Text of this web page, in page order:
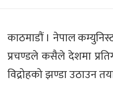
काठमाडौं । नेपाल
प्रचण्डले कसैले देशमा
विद्रोहको झण्डा उठाउन